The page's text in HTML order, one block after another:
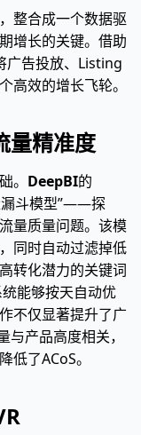
整合成一个数据驱
增长的关键。借助
广告投放、Listing
高效的增长飞轮。
量精准度
。 DeepBI的
漏斗模型”——探
量质量问题。该模
同时自动过滤掉低
转化潜力的关键词
能够按天自动优
不仅显著提升了广
与产品高度相关，
了ACoS。